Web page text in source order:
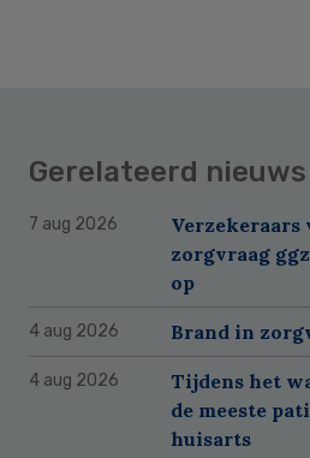
Gerelateerd nieuws
7 aug 2026
Verzekeraars
zorgvraag
op
4 aug 2026 Brand in
4 aug 2026
Tijdens het
de meeste
huisarts